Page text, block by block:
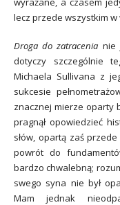
lecz przede wszystkim
Droga do zatracenia nie
dotyczy szczególnie
Michaela Sullivana z
sukcesie
znacznej mierze oparty
pragnął opowiedzieć
słów, opartą zaś
powrót do
bardzo chwalebną;
swego syna nie był
Mam jednak